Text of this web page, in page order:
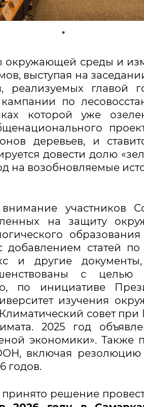
окружающей среды и
выступая на
реализуемых главой
по
которой уже
деревьев, и
довести долю
на возобновляемые
участников
на защиту
добавлением статей
и другие
с целью
по инициативе
изучения
совет
2025 год
экономики». Также
включая
годов.
решение